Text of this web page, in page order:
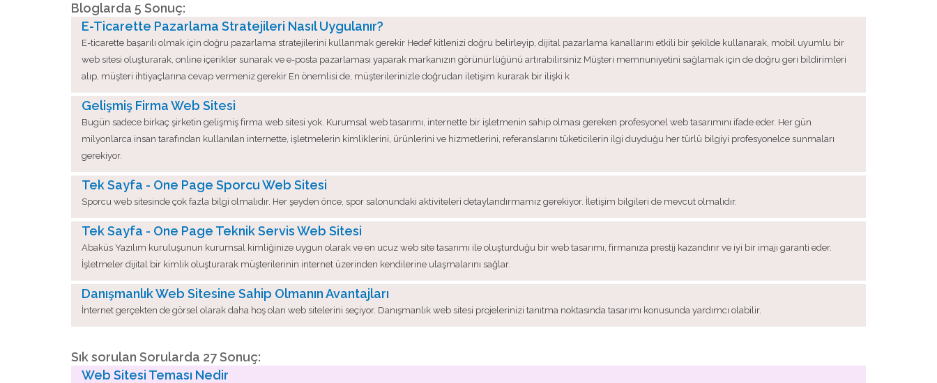
Bloglarda 5 Sonuç:
E-Ticarette Pazarlama Stratejileri Nasıl Uygulanır?
E-ticarette başarılı olmak için doğru pazarlama stratejilerini kullanmak gerekir Hedef kitlenizi doğru belirleyip, dijital pazarlama kanallarını etkili bir şekilde kullanarak, mobil uyumlu bir
web sitesi oluşturarak, online içerikler sunarak ve e-posta pazarlaması yaparak markanızın görünürlüğünü artırabilirsiniz Müşteri memnuniyetini sağlamak için de doğru geri bildirimleri
alıp, müşteri ihtiyaçlarına cevap vermeniz gerekir En önemlisi de, müşterilerinizle doğrudan iletişim kurarak bir ilişki k
Gelişmiş Firma Web Sitesi
Bugün sadece birkaç şirketin gelişmiş firma web sitesi yok. Kurumsal web tasarımı, internette bir işletmenin sahip olması gereken profesyonel web tasarımını ifade eder. Her gün
milyonlarca insan tarafından kullanılan internette, işletmelerin kimliklerini, ürünlerini ve hizmetlerini, referanslarını tüketicilerin ilgi duyduğu her türlü bilgiyi profesyonelce sunmaları
gerekiyor.
Tek Sayfa - One Page Sporcu Web Sitesi
Sporcu web sitesinde çok fazla bilgi olmalıdır. Her şeyden önce, spor salonundaki aktiviteleri detaylandırmamız gerekiyor. İletişim bilgileri de mevcut olmalıdır.
Tek Sayfa - One Page Teknik Servis Web Sitesi
Abaküs Yazılım kuruluşunun kurumsal kimliğinize uygun olarak ve en ucuz web site tasarımı ile oluşturduğu bir web tasarımı, firmanıza prestij kazandırır ve iyi bir imajı garanti eder.
İşletmeler dijital bir kimlik oluşturarak müşterilerinin internet üzerinden kendilerine ulaşmalarını sağlar.
Danışmanlık Web Sitesine Sahip Olmanın Avantajları
İnternet gerçekten de görsel olarak daha hoş olan web sitelerini seçiyor. Danışmanlık web sitesi projelerinizi tanıtma noktasında tasarımı konusunda yardımcı olabilir.
Sık sorulan Sorularda 27 Sonuç:
Web Sitesi Teması Nedir